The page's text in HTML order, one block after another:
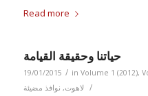
Read more
حياتنا وحقيقة القيامة
19/01/2015 / in Volume 1 (2012),
لاهوت, نوافذ مضيئة /